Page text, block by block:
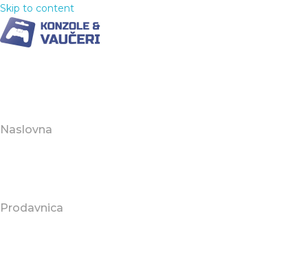
Skip to content
Naslovna
Prodavnica